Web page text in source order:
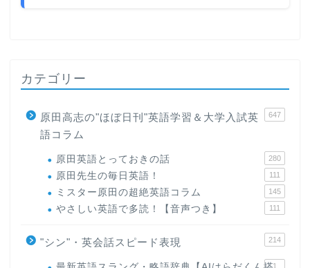
カテゴリー
原田高志の"ほぼ日刊"英語学習＆大学入試英
語コラム
647
原田英語とっておきの話 280
原田先生の毎日英語！ 111
ミスター原田の超絶英語コラム 145
やさしい英語で多読！【音声つき】 111
"シン"・英会話スピード表現 214
1